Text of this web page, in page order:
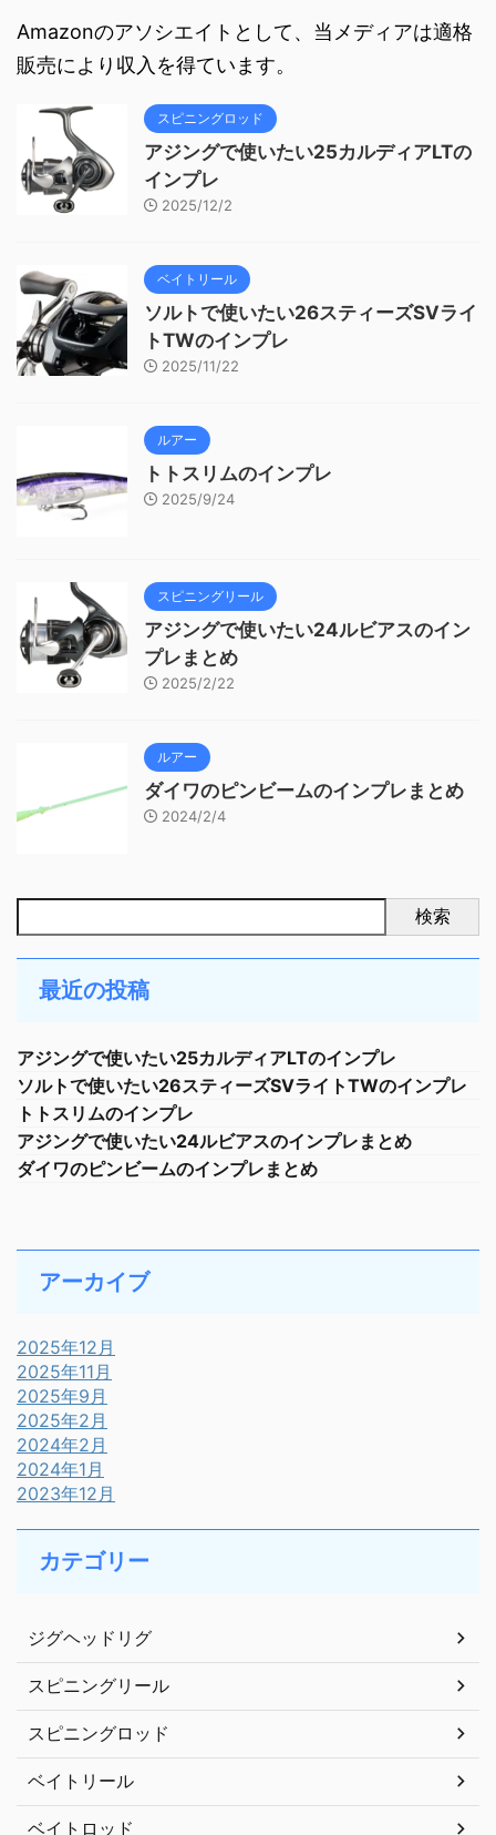
Amazonのアソシエイトとして、当メディアは適格
販売により収入を得ています。
スピニングロッド
アジングで使いたい25カルディアLTの
インプレ
2025/12/2
ベイトリール
ソルトで使いたい26スティーズSVライ
トTWのインプレ
2025/11/22
ルアー
トトスリムのインプレ
2025/9/24
スピニングリール
アジングで使いたい24ルビアスのイン
プレまとめ
2025/2/22
ルアー
ダイワのピンビームのインプレまとめ
2024/2/4
検索
最近の投稿
アジングで使いたい25カルディアLTのインプレ
ソルトで使いたい26スティーズSVライトTWのインプレ
トトスリムのインプレ
アジングで使いたい24ルビアスのインプレまとめ
ダイワのピンビームのインプレまとめ
アーカイブ
2025年12月
2025年11月
2025年9月
2025年2月
2024年2月
2024年1月
2023年12月
カテゴリー
ジグヘッドリグ
スピニングリール
スピニングロッド
ベイトリール
ベイトロッド